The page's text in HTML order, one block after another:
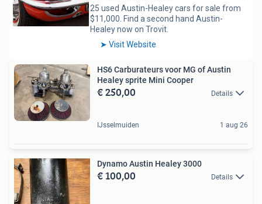
HS6 Carburateurs voor MG of Austin
Healey sprite Mini Cooper
€ 250,00 Details
IJsselmuiden 1 aug 26
Dynamo Austin Healey 3000
€ 100,00 Details